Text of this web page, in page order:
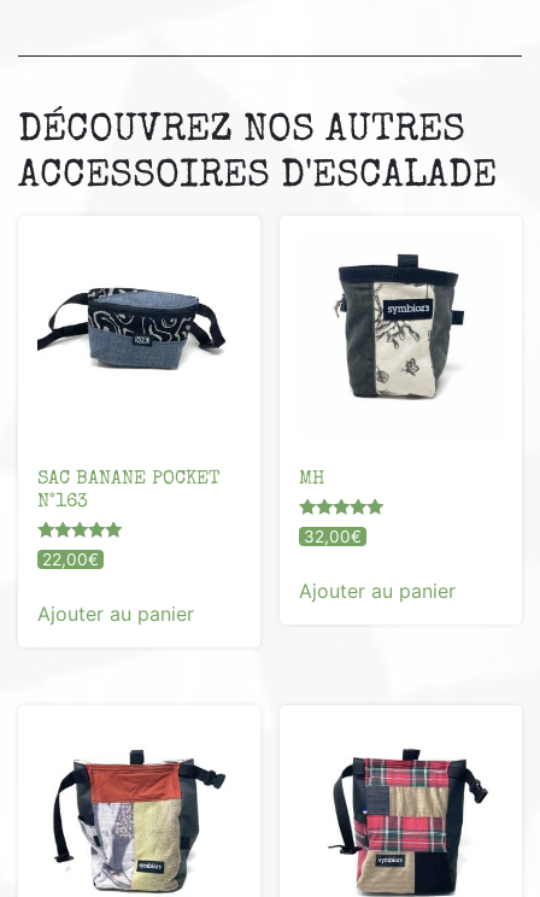
DÉCOUVREZ NOS AUTRES
ACCESSOIRES D'ESCALADE
SAC BANANE POCKET
N°163
Note
5.00
22,00€
Ajouter au panier
MH
Note
5.00
32,00€
Ajouter au panier